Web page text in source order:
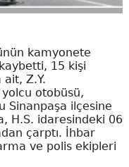
kamyonete
15 kişi
ait, Z.Y.
otobüsü,
Sinanpaşa ilçesine
H.S. idaresindeki 06
çarptı. İhbar
ve polis ekipleri